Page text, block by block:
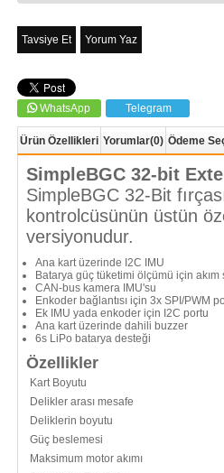
Tavsiye Et Yorum Yaz
WhatsApp Telegram
Ürün Özellikleri Yorumlar(0) Ödeme
SimpleBGC 32-bit
SimpleBGC 32-Bit
kontrolcüsünün üstün
versiyonudur.
Ana kart üzerinde I2C IMU
Batarya güç tüketimi ölçümü için akım
CAN-bus kamera IMU'su
Enkoder bağlantısı için 3x SPI/PWM
Ek IMU yada enkoder için I2C portu
Ana kart üzerinde dahili buzzer
6s LiPo batarya desteği
Özellikler
Kart Boyutu
Delikler arası mesafe
Deliklerin boyutu
Güç beslemesi
Maksimum motor akımı